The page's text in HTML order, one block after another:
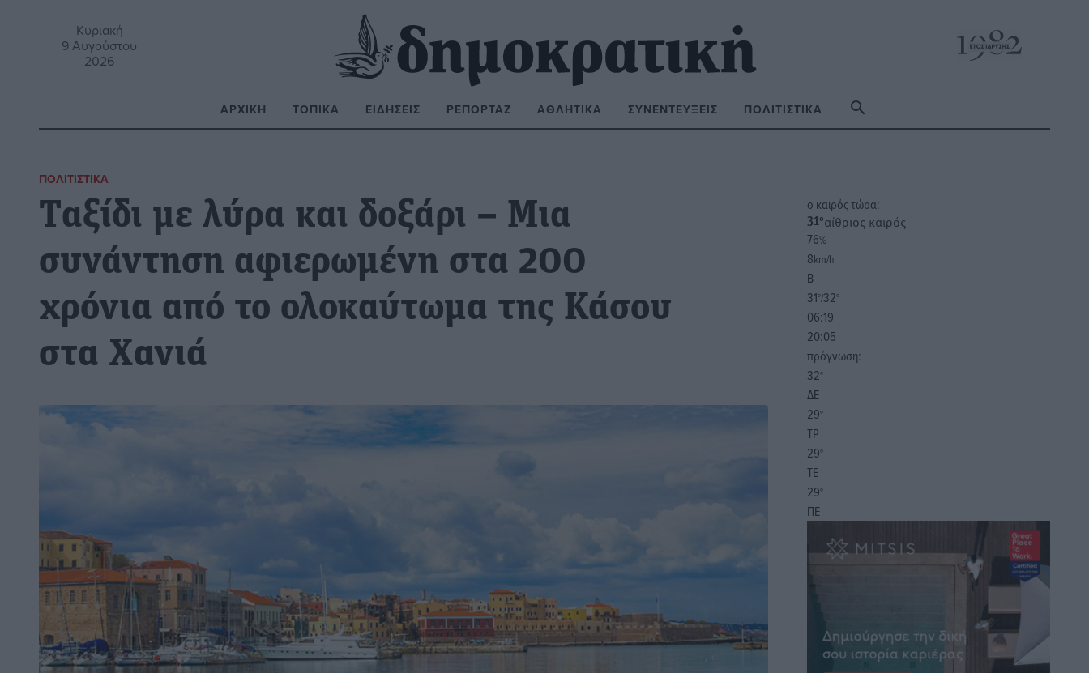
Κυριακή
9 Αυγούστου
2026
ΑΡΧΙΚΉ ΤΟΠΙΚΆ ΕΙΔΉΣΕΙΣ ΡΕΠΟΡΤΆΖ ΑΘΛΗΤΙΚΆ ΣΥΝΕΝΤΕΎΞΕΙΣ ΠΟΛΙΤΙΣΤΙΚΆ
ΠΟΛΙΤΙΣΤΙΚΆ
Tαξίδι με λύρα και δοξάρι – Μια
συνάντηση αφιερωμένη στα 200
χρόνια από το ολοκαύτωμα της Κάσου
στα Χανιά
o καιρός τώρα:
31°αίθριος καιρός
76%
8km/h
Β
31°/32°
06:19
20:05
πρόγνωση:
32°
ΔΕ
29°
ΤΡ
29°
ΤΕ
29°
ΠΕ